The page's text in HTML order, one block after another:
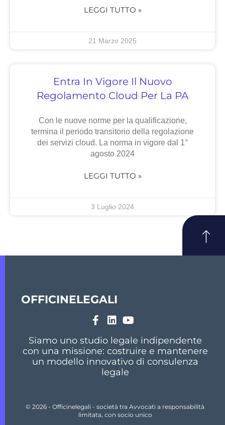
LEGGI TUTTO »
21 Marzo 2025
Entra In Vigore Il Nuovo
Regolamento Cloud Per La PA
Con le nuove norme per la qualificazione,
termina il periodo transitorio della regolazione
dei servizi cloud. La norma in vigore dal 1°
agosto 2024
LEGGI TUTTO »
3 Luglio 2024
OFFICINELEGALI
Siamo uno studio legale indipendente
con una missione: costruire e mantenere
un modello innovativo di consulenza
legale
© 2026 - Officinelegali - società tra Avvocati a responsabilità
limitata, con socio unico